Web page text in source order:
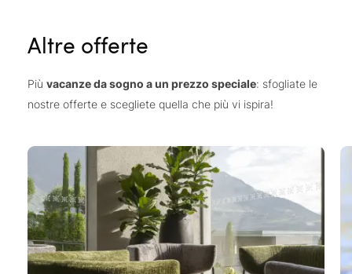
Altre offerte
Più vacanze da sogno a un prezzo speciale: sfogliate le
nostre offerte e scegliete quella che più vi ispira!